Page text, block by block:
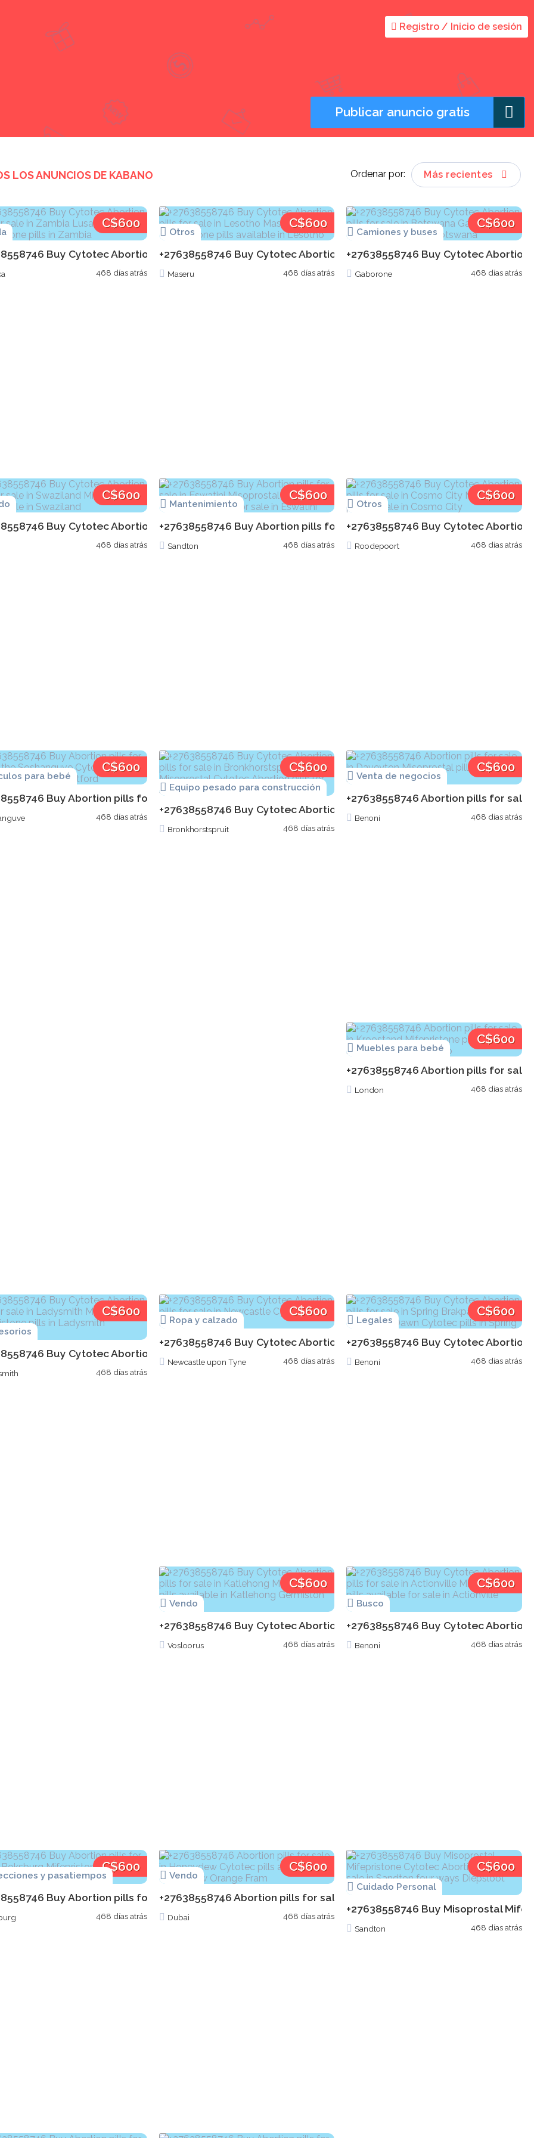
Registro / Inicio de sesión
Publicar anuncio gratis
LOS ANUNCIOS DE KABANO Más recientes
Ordenar por:
C$600
Buy Cytotec Abortion pills for sale in Zambia Lusaka town Mifepristone pills in Zambia
468 días atrás
C$600
Otros
+27638558746 Buy Cytotec Abortion pills for sale in Lesotho Maseru
Maseru 468 días atrás
C$600
Camiones y buses
+27638558746 Buy Cytotec
Gaborone 468 días atrás
C$600
Buy Cytotec Abortion pills for sale in Swaziland Mifepristone pills for sale in...
468 días atrás
C$600
Mantenimiento
+27638558746 Buy Abortion pills for sale in Eswatini Misoprostal
Sandton 468 días atrás
C$600
Otros
+27638558746 Buy Cytotec
Roodepoort 468 días atrás
C$600
para bebé
Buy Abortion pills for sale in the Soshanguve Cytotec pills for sale in Soshanguve...
468 días atrás
C$600
Equipo pesado para construcción
+27638558746 Buy Cytotec Abortion pills for sale in Bronkhorstspuitc
Bronkhorstspruit 468 días atrás
C$600
Venta de negocios
+27638558746 Abortion pills for
Benoni 468 días atrás
C$600
Muebles para bebé
+27638558746 Abortion pills for
London 468 días atrás
C$600
Buy Cytotec Abortion pills for sale in Ladysmith Misoprostal Mifepristone pills in...
468 días atrás
C$600
Ropa y calzado
+27638558746 Buy Cytotec Abortion pills for sale in Newcastle Cytotec
Newcastle upon Tyne 468 días atrás
C$600
Legales
+27638558746 Buy Cytotec
Benoni 468 días atrás
C$600
Vendo
+27638558746 Buy Cytotec Abortion pills for sale in Katlehong
Vosloorus 468 días atrás
C$600
Busco
+27638558746 Buy Cytotec
Benoni 468 días atrás
C$600
y pasatiempos
Buy Abortion pills for sale in Boksburg Mifepristone pills available in Boksburg
468 días atrás
C$600
Vendo
+27638558746 Abortion pills for sale in Honeydew Cytotec pills available
Dubai 468 días atrás
C$600
Cuidado Personal
+27638558746 Buy Misoprostal
Sandton 468 días atrás